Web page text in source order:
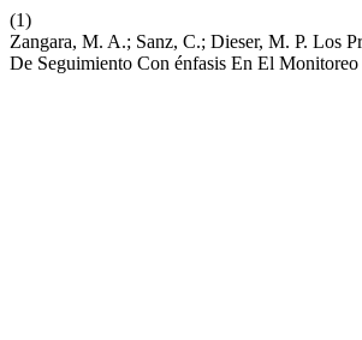
(1)
Zangara, M. A.; Sanz, C.; Dieser, M. P. Los
De Seguimiento Con énfasis En El